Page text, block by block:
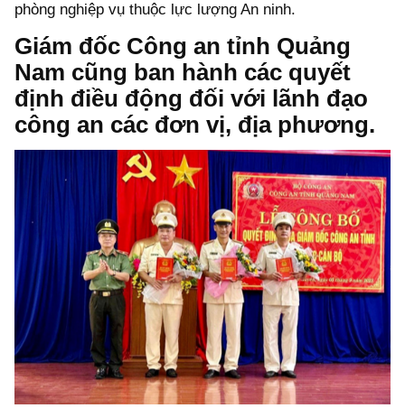
phòng nghiệp vụ thuộc lực lượng An ninh.
Giám đốc Công an tỉnh Quảng
Nam cũng ban hành các quyết
định điều động đối với lãnh đạo
công an các đơn vị, địa phương.